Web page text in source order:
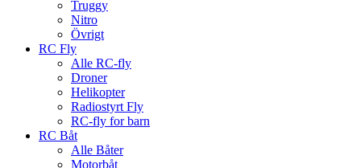
Truggy
Nitro
Övrigt
RC Fly
Alle RC-fly
Droner
Helikopter
Radiostyrt Fly
RC-fly for barn
RC Båt
Alle Båter
Motorbåt